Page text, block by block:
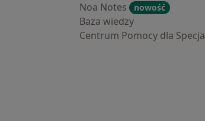
Noa Notes
nowość
Baza wiedzy
Centrum Pomocy dla